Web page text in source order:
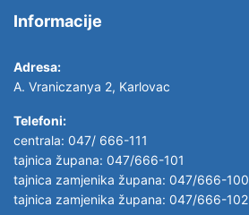
Informacije
Adresa:
A. Vraniczanya 2, Karlovac
Telefoni:
centrala: 047/ 666-111
tajnica župana: 047/666-101
tajnica zamjenika župana: 047/666-100
tajnica zamjenika župana: 047/666-102